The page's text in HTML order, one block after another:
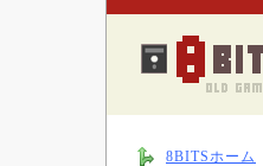
8BITSホーム